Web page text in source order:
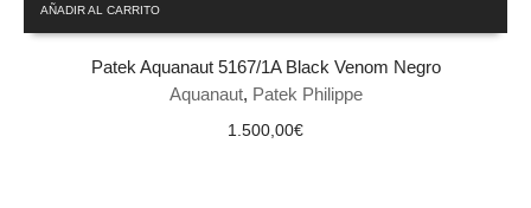
AÑADIR AL CARRITO
Patek Aquanaut 5167/1A Black Venom Negro
Aquanaut, Patek Philippe
1.500,00€